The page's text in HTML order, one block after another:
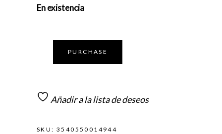
En existencia
PURCHASE
Añadir a la lista de deseos
SKU: 3540550014944